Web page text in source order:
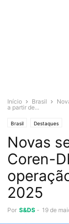
Início Brasil
a partir de...
Brasil Destaques
Novas
Coren-
2025
Por S&DS - 19 de